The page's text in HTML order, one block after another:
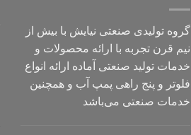
گروه تولیدی صنعتی نیایش با بیش از
نیم قرن تجربه با ارائه محصولات و
خدمات تولید صنعتی آماده ارائه انواع
فلوتر و پنج راهی پمپ آب و همچنین
خدمات صنعتی می‌باشد